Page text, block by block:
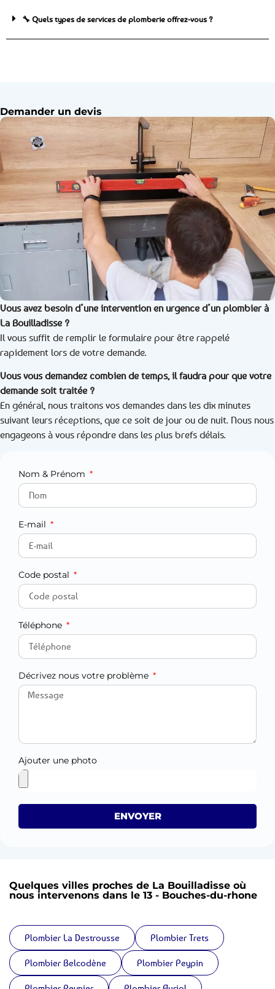
🔧 Quels types de services de plomberie offrez-vous ?
Demander un devis
Vous avez besoin d’une intervention en urgence d’un plombier à
La Bouilladisse ?
Il vous suffit de remplir le formulaire pour être rappelé
rapidement lors de votre demande.
Vous vous demandez combien de temps, il faudra pour que votre
demande soit traitée ?
En général, nous traitons vos demandes dans les dix minutes
suivant leurs réceptions, que ce soit de jour ou de nuit. Nous nous
engageons à vous répondre dans les plus brefs délais.
Nom & Prénom
E-mail
Code postal
Téléphone
Décrivez nous votre problème
Ajouter une photo
ENVOYER
Quelques villes proches de La Bouilladisse où
nous intervenons dans le 13 - Bouches-du-rhone
Plombier La Destrousse Plombier Trets
Plombier Belcodène Plombier Peypin